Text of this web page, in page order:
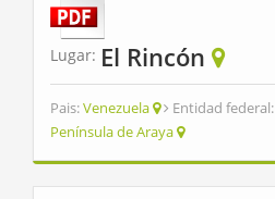
Lugar: El Rincón
Pais:Venezuela Entidad federal:
Península de Araya